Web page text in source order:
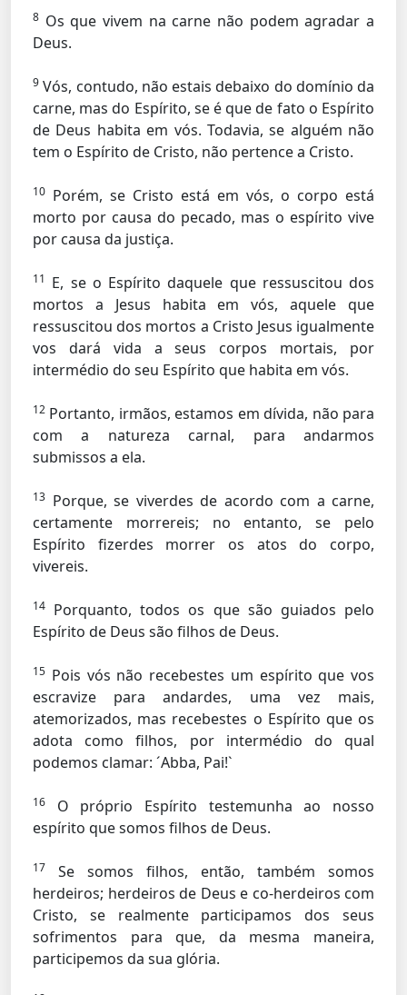
8 Os que vivem na carne não podem agradar a
Deus.
9 Vós, contudo, não estais debaixo do domínio da
carne, mas do Espírito, se é que de fato o Espírito
de Deus habita em vós. Todavia, se alguém não
tem o Espírito de Cristo, não pertence a Cristo.
10 Porém, se Cristo está em vós, o corpo está
morto por causa do pecado, mas o espírito vive
por causa da justiça.
11 E, se o Espírito daquele que ressuscitou dos
mortos a Jesus habita em vós, aquele que
ressuscitou dos mortos a Cristo Jesus igualmente
vos dará vida a seus corpos mortais, por
intermédio do seu Espírito que habita em vós.
12 Portanto, irmãos, estamos em dívida, não para
com a natureza carnal, para andarmos
submissos a ela.
13 Porque, se viverdes de acordo com a carne,
certamente morrereis; no entanto, se pelo
Espírito fizerdes morrer os atos do corpo,
vivereis.
14 Porquanto, todos os que são guiados pelo
Espírito de Deus são filhos de Deus.
15 Pois vós não recebestes um espírito que vos
escravize para andardes, uma vez mais,
atemorizados, mas recebestes o Espírito que os
adota como filhos, por intermédio do qual
podemos clamar: ´Abba, Pai!`
16
O próprio Espírito testemunha ao nosso
espírito que somos filhos de Deus.
17
Se somos filhos, então, também somos
herdeiros; herdeiros de Deus e co-herdeiros com
Cristo, se realmente participamos dos seus
sofrimentos para que, da mesma maneira,
participemos da sua glória.